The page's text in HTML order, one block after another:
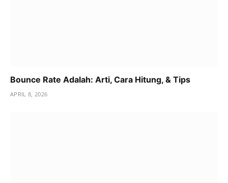
Bounce Rate Adalah: Arti, Cara Hitung, & Tips
APRIL 8, 2026